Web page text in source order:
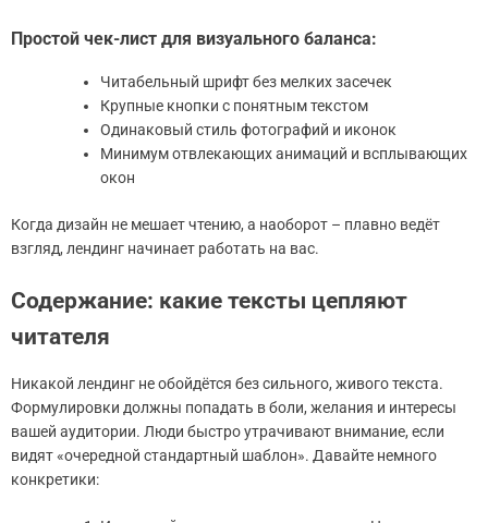
Простой чек-лист для визуального баланса:
Читабельный шрифт без мелких засечек
Крупные кнопки с понятным текстом
Одинаковый стиль фотографий и иконок
Минимум отвлекающих анимаций и всплывающих
окон
Когда дизайн не мешает чтению, а наоборот – плавно ведёт
взгляд, лендинг начинает работать на вас.
Содержание: какие тексты цепляют
читателя
Никакой лендинг не обойдётся без сильного, живого текста.
Формулировки должны попадать в боли, желания и интересы
вашей аудитории. Люди быстро утрачивают внимание, если
видят «очередной стандартный шаблон». Давайте немного
конкретики: